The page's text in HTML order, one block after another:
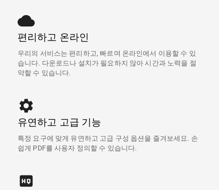
편리하고 온라인
우리의 서비스는 편리하고, 빠르며 온라인에서 이용할 수 있
습니다. 다운로드나 설치가 필요하지 않아 시간과 노력을 절
약할 수 있습니다.
유연하고 고급 기능
특정 요구에 맞게 유연하고 고급 구성 옵션을 즐겨보세요. 손
쉽게 PDF를 사용자 정의할 수 있습니다.